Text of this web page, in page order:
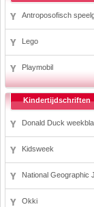
Antroposofisch
Lego
Playmobil
Kindertijdschriften
Donald Duck
Kidsweek
National Geographic
Okki